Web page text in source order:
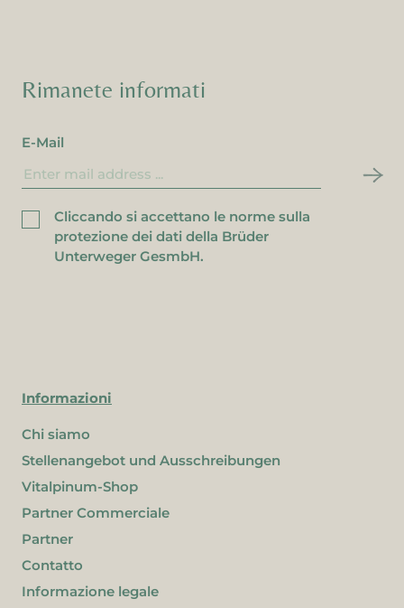
Rimanete informati
E-Mail
Cliccando si accettano le norme sulla
protezione dei dati della Brüder
Unterweger GesmbH.
Informazioni
Chi siamo
Stellenangebot und Ausschreibungen
Vitalpinum-Shop
Partner Commerciale
Partner
Contatto
Informazione legale